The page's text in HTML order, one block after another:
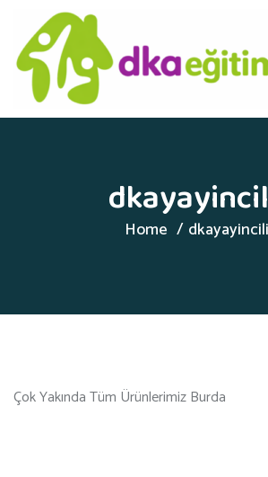
Home
Çok Yakında Tüm Ürünlerimiz Burda